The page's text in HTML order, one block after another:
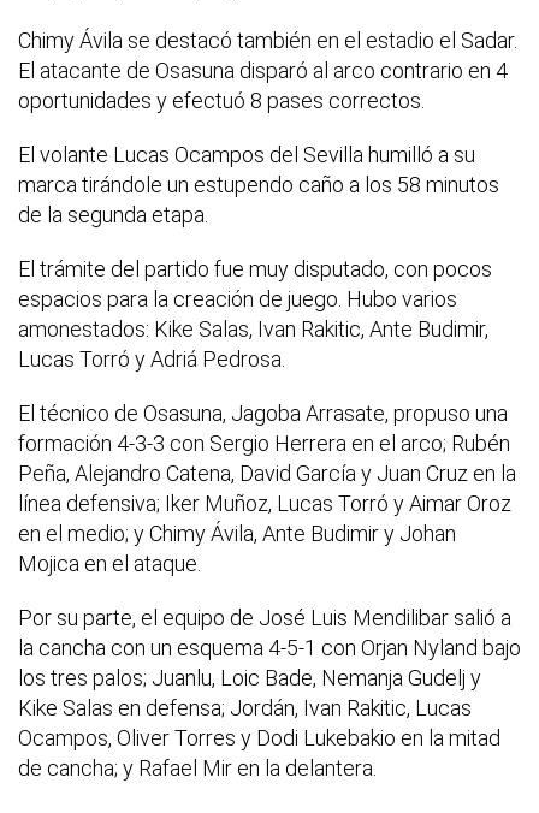
Chimy Ávila se destacó también en el estadio el Sadar.
El atacante de Osasuna disparó al arco contrario en 4
oportunidades y efectuó 8 pases correctos.
El volante Lucas Ocampos del Sevilla humilló a su
marca tirándole un estupendo caño a los 58 minutos
de la segunda etapa.
El trámite del partido fue muy disputado, con pocos
espacios para la creación de juego. Hubo varios
amonestados: Kike Salas, Ivan Rakitic, Ante Budimir,
Lucas Torró y Adriá Pedrosa.
El técnico de Osasuna, Jagoba Arrasate, propuso una
formación 4-3-3 con Sergio Herrera en el arco; Rubén
Peña, Alejandro Catena, David García y Juan Cruz en la
línea defensiva; Iker Muñoz, Lucas Torró y Aimar Oroz
en el medio; y Chimy Ávila, Ante Budimir y Johan
Mojica en el ataque.
Por su parte, el equipo de José Luis Mendilibar salió a
la cancha con un esquema 4-5-1 con Orjan Nyland bajo
los tres palos; Juanlu, Loic Bade, Nemanja Gudelj y
Kike Salas en defensa; Jordán, Ivan Rakitic, Lucas
Ocampos, Oliver Torres y Dodi Lukebakio en la mitad
de cancha; y Rafael Mir en la delantera.